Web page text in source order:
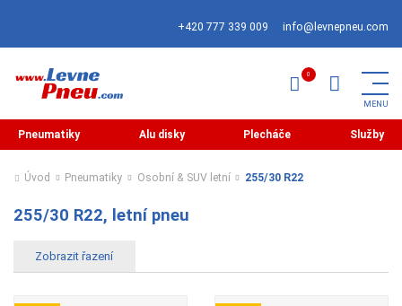
+420 777 339 009 info@levnepneu.com
Pneumatiky Alu disky Plecháče Služby
Úvod Pneumatiky Osobní & SUV letní 255/30 R22
255/30 R22, letní pneu